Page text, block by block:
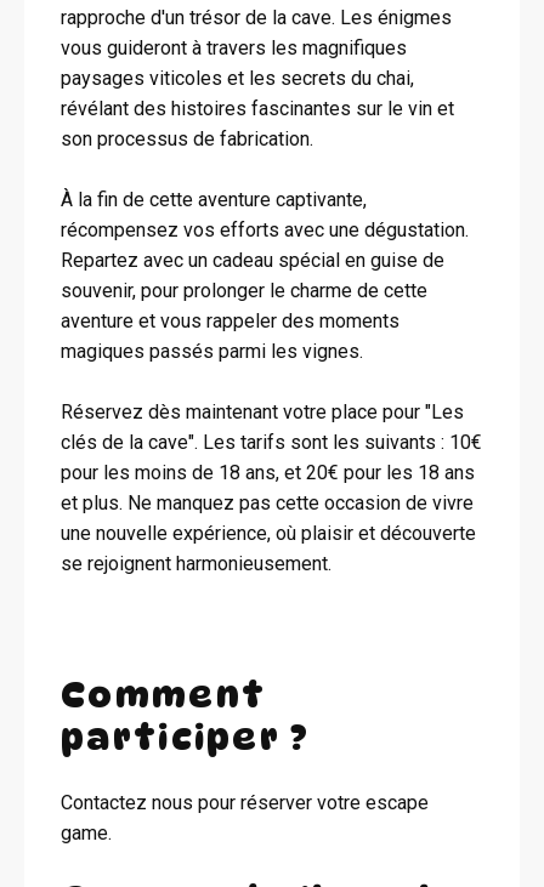
rapproche d'un trésor de la cave. Les énigmes
vous guideront à travers les magnifiques
paysages viticoles et les secrets du chai,
révélant des histoires fascinantes sur le vin et
son processus de fabrication.
À la fin de cette aventure captivante,
récompensez vos efforts avec une dégustation.
Repartez avec un cadeau spécial en guise de
souvenir, pour prolonger le charme de cette
aventure et vous rappeler des moments
magiques passés parmi les vignes.
Réservez dès maintenant votre place pour "Les
clés de la cave". Les tarifs sont les suivants : 10€
pour les moins de 18 ans, et 20€ pour les 18 ans
et plus. Ne manquez pas cette occasion de vivre
une nouvelle expérience, où plaisir et découverte
se rejoignent harmonieusement.
Comment
participer ?
Contactez nous pour réserver votre escape
game.